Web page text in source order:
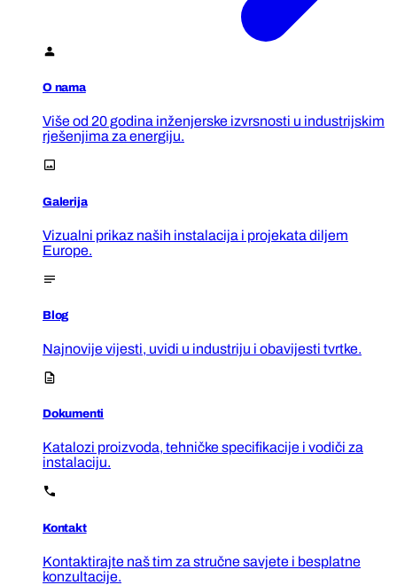
O nama
Više od 20 godina inženjerske izvrsnosti u industrijskim
rješenjima za energiju.
Galerija
Vizualni prikaz naših instalacija i projekata diljem
Europe.
Blog
Najnovije vijesti, uvidi u industriju i obavijesti tvrtke.
Dokumenti
Katalozi proizvoda, tehničke specifikacije i vodiči za
instalaciju.
Kontakt
Kontaktirajte naš tim za stručne savjete i besplatne
konzultacije.